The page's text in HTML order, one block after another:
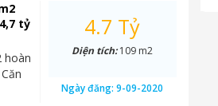
tỷ
hoàn
4.7 Tỷ
Diện tích:109 m2
Ngày đăng:9-09-2020